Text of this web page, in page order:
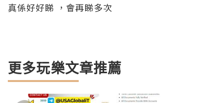
真係好好睇 ，會再睇多次
更多玩樂文章推薦